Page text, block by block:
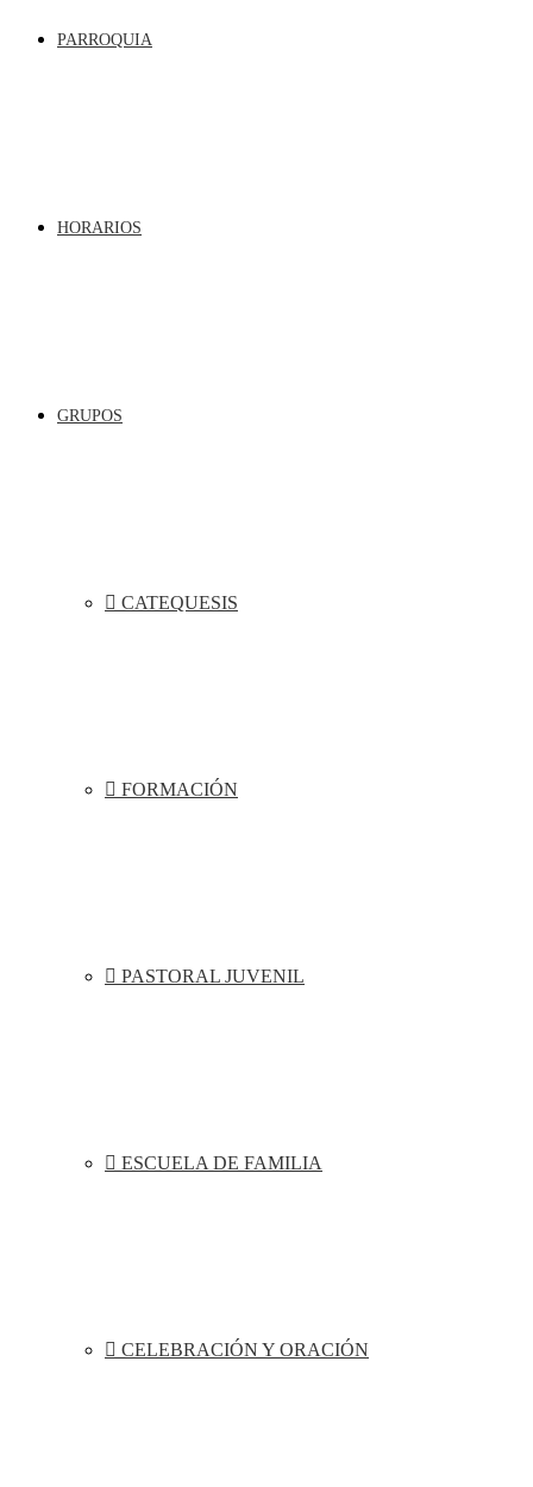
PARROQUIA
HORARIOS
GRUPOS
CATEQUESIS
FORMACIÓN
PASTORAL JUVENIL
ESCUELA DE FAMILIA
CELEBRACIÓN Y ORACIÓN